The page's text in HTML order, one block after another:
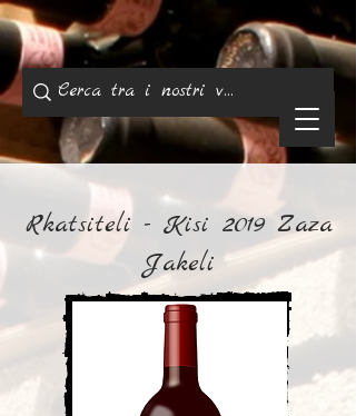
Rkatsiteli - Kisi 2019 Zaza
Jakeli